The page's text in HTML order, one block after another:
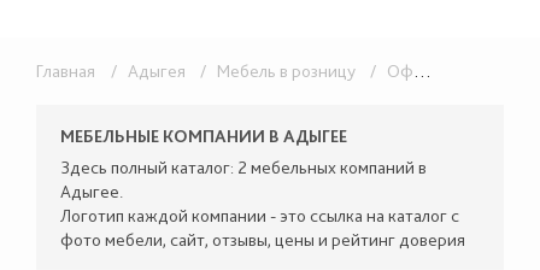
Главная / Адыгея / Мебель в розницу / Офисная мебель, кабинеты
МЕБЕЛЬНЫЕ КОМПАНИИ В АДЫГЕЕ
Здесь полный каталог: 2 мебельных компаний в
Адыгее.
Логотип каждой компании - это ссылка на каталог с
фото мебели, сайт, отзывы, цены и рейтинг доверия